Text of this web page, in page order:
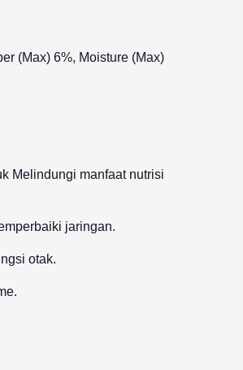
(Max) 6%, Moisture (Max)
Melindungi manfaat nutrisi
jaringan.
otak.